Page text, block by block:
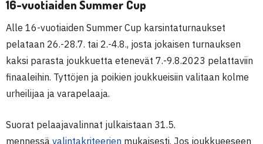
16-vuotiaiden Summer Cup
Alle 16-vuotiaiden Summer Cup karsintaturnaukset
pelataan 26.-28.7. tai 2.-4.8., josta jokaisen turnauksen
kaksi parasta joukkuetta etenevät 7.-9.8.2023 pelattaviin
finaaleihin. Tyttöjen ja poikien joukkueisiin valitaan kolme
urheilijaa ja varapelaaja.
Suorat pelaajavalinnat julkaistaan 31.5.
mennessä valintakriteerien mukaisesti. Jos joukkueeseen